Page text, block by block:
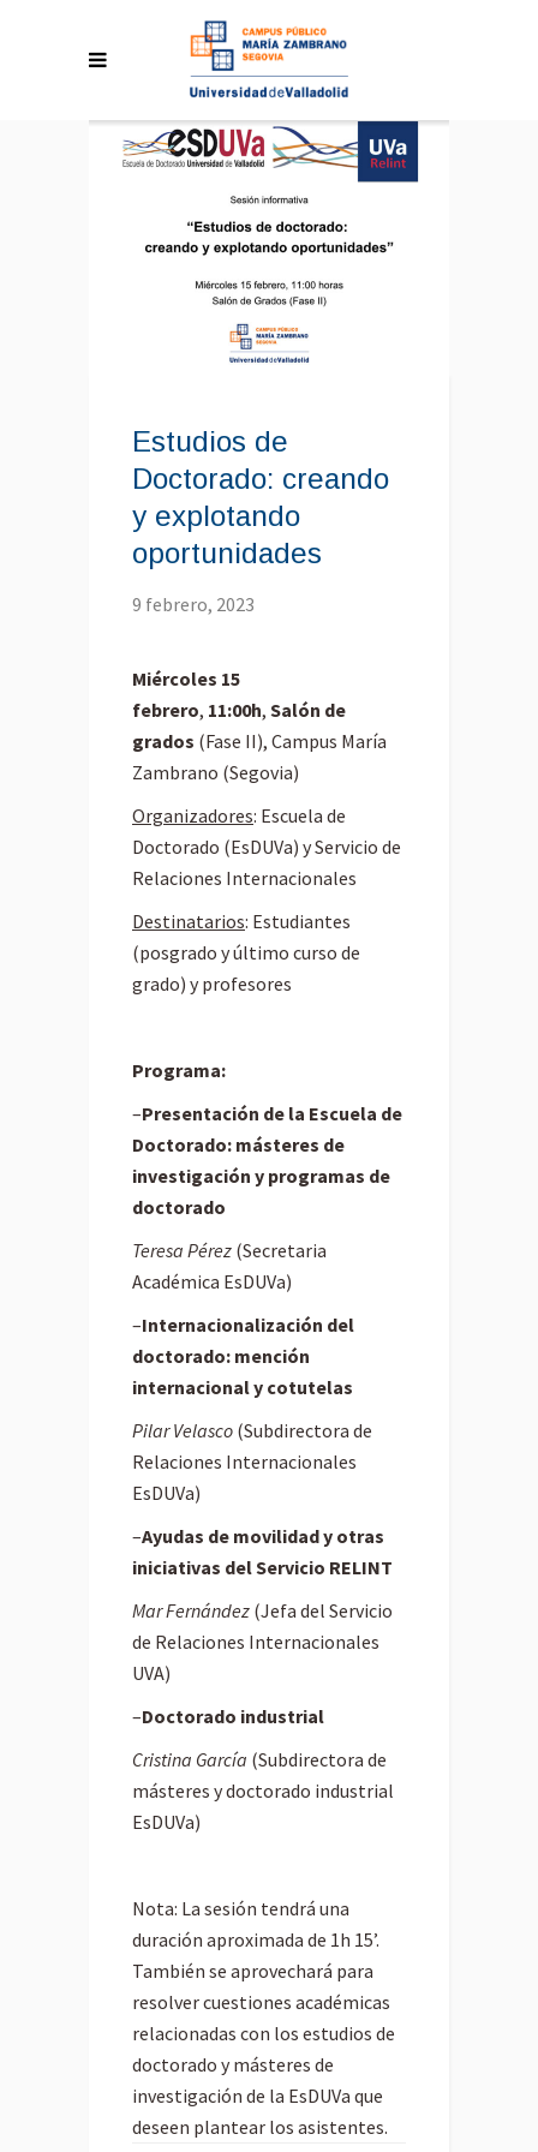
Estudios de
Doctorado: creando
y explotando
oportunidades
9 febrero, 2023
Miércoles 15
febrero, 11:00h, Salón de
grados (Fase II), Campus María
Zambrano (Segovia)
Organizadores: Escuela de
Doctorado (EsDUVa) y Servicio de
Relaciones Internacionales
Destinatarios: Estudiantes
(posgrado y último curso de
grado) y profesores
Programa:
–Presentación de la Escuela de
Doctorado: másteres de
investigación y programas de
doctorado
Teresa Pérez (Secretaria
Académica EsDUVa)
–Internacionalización del
doctorado: mención
internacional y cotutelas
Pilar Velasco (Subdirectora de
Relaciones Internacionales
EsDUVa)
–Ayudas de movilidad y otras
iniciativas del Servicio RELINT
Mar Fernández (Jefa del Servicio
de Relaciones Internacionales
UVA)
–Doctorado industrial
Cristina García (Subdirectora de
másteres y doctorado industrial
EsDUVa)
Nota: La sesión tendrá una
duración aproximada de 1h 15’.
También se aprovechará para
resolver cuestiones académicas
relacionadas con los estudios de
doctorado y másteres de
investigación de la EsDUVa que
deseen plantear los asistentes.